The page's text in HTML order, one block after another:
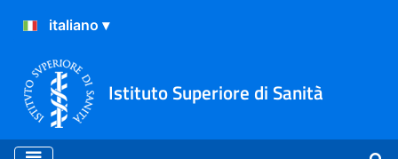
Istituto Superiore di Sanità